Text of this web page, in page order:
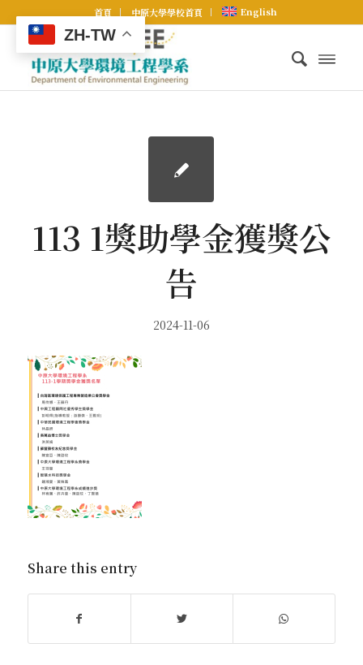
首頁 中原大學學校首頁 English
113 1獎助學金獲獎公
告
2024-11-06
Share this entry
ZH-TW